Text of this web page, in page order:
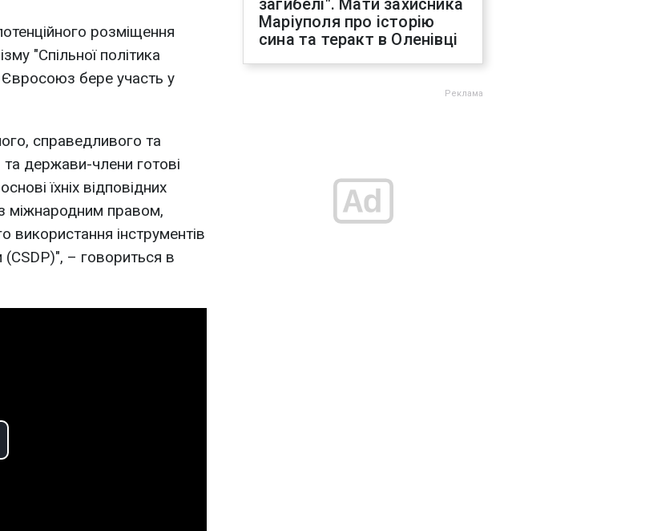
розміщення
"Спільної політика
бере участь у
справедливого та
держави-члени готові
їхніх відповідних
міжнародним правом,
інструментів
(CSDP)", – говориться в
загибелі". Мати захисника
Маріуполя про історію
сина та теракт в Оленівці